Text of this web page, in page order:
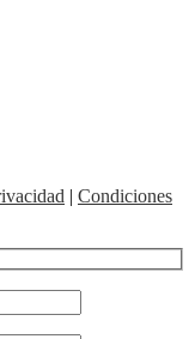
| Condiciones